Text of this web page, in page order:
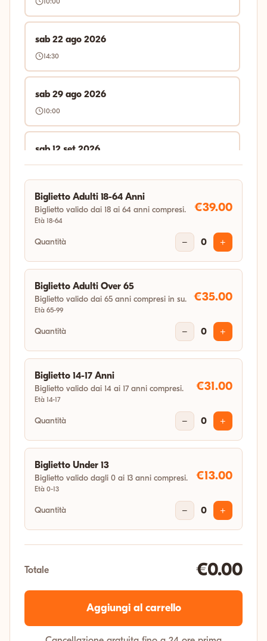
sab 22 ago 2026
14:30
sab 29 ago 2026
10:00
sab 12 set 2026
14:30
sab 19 set 2026
14:30
sab 26 set 2026
sab 10 ott 2026
10:00
14:30
sab 31 ott 2026
14:30
Biglietto Adulti 18-64 Anni
Biglietto valido dai 18 ai 64 anni compresi.
Età 18-64
€39.00
Quantità − 0 +
Biglietto Adulti Over 65
Biglietto valido dai 65 anni compresi in su.
Età 65-99
€35.00
Quantità − 0 +
Biglietto 14-17 Anni
Biglietto valido dai 14 ai 17 anni compresi.
Età 14-17
€31.00
Quantità − 0 +
Biglietto Under 13
Biglietto valido dagli 0 ai 13 anni compresi.
Età 0-13
€13.00
Quantità − 0 +
Totale €0.00
Aggiungi al carrello